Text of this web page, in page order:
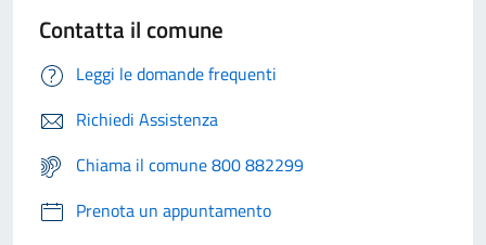
Contatta il comune
Leggi le domande frequenti
Richiedi Assistenza
Chiama il comune 800 882299
Prenota un appuntamento